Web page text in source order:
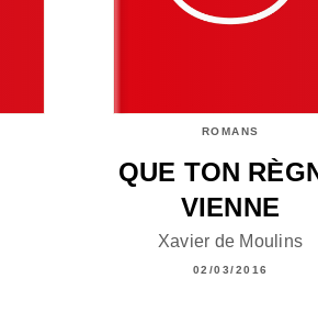
ROMANS
QUE TON
VIENNE
Xavier de Moulins
02/03/2016